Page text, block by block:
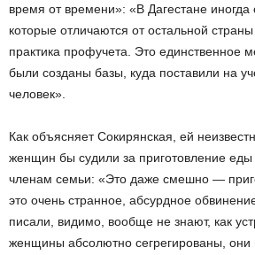
время от времени»: «В Дагестане иногда
которые отличаются от остальной
практика профучета. Это единственное
были созданы базы, куда поставили на
человек».
Как объясняет Сокирянская, ей
женщин бы судили за приготовление еды
членам семьи: «Это даже смешно —
это очень странное, абсурдное
писали, видимо, вообще не знают, как
женщины абсолютно сегрегированы, они